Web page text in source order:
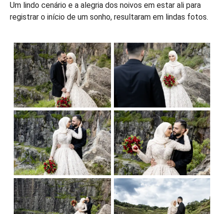
Um lindo cenário e a alegria dos noivos em estar ali para
registrar o início de um sonho, resultaram em lindas fotos.